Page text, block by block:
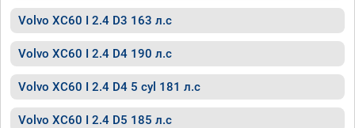
Volvo XC60 I 2.4 D3 163 л.с
Volvo XC60 I 2.4 D4 190 л.с
Volvo XC60 I 2.4 D4 5 cyl 181 л.с
Volvo XC60 I 2.4 D5 185 л.с